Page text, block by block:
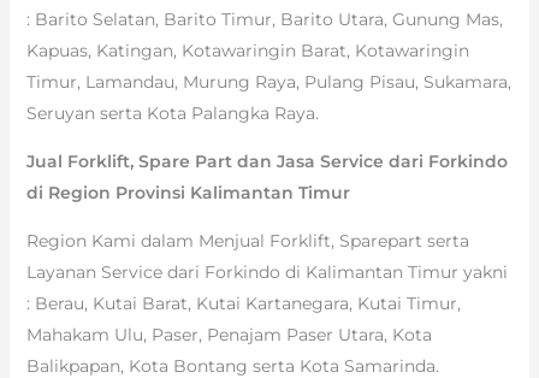
: Barito Selatan, Barito Timur, Barito Utara, Gunung Mas,
Kapuas, Katingan, Kotawaringin Barat, Kotawaringin
Timur, Lamandau, Murung Raya, Pulang Pisau, Sukamara,
Seruyan serta Kota Palangka Raya.
Jual Forklift, Spare Part dan Jasa Service dari Forkindo
di Region Provinsi Kalimantan Timur
Region Kami dalam Menjual Forklift, Sparepart serta
Layanan Service dari Forkindo di Kalimantan Timur yakni
: Berau, Kutai Barat, Kutai Kartanegara, Kutai Timur,
Mahakam Ulu, Paser, Penajam Paser Utara, Kota
Balikpapan, Kota Bontang serta Kota Samarinda.